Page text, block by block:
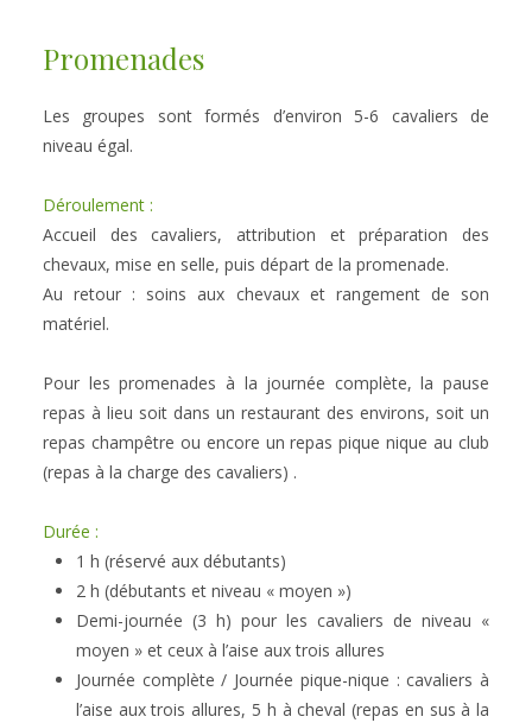
Promenades
Les groupes sont formés d’environ 5-6 cavaliers de
niveau égal.
Déroulement :
Accueil des cavaliers, attribution et préparation des
chevaux, mise en selle, puis départ de la promenade.
Au retour : soins aux chevaux et rangement de son
matériel.
Pour les promenades à la journée complète, la pause
repas à lieu soit dans un restaurant des environs, soit un
repas champêtre ou encore un repas pique nique au club
(repas à la charge des cavaliers) .
Durée :
1 h (réservé aux débutants)
2 h (débutants et niveau « moyen »)
Demi-journée (3 h) pour les cavaliers de niveau «
moyen » et ceux à l’aise aux trois allures
Journée complète / Journée pique-nique : cavaliers à
l’aise aux trois allures, 5 h à cheval (repas en sus à la